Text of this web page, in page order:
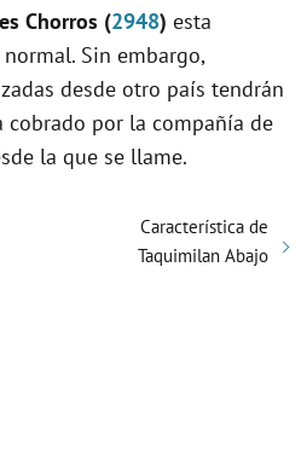
Chorros (2948) esta
Sin embargo,
desde otro país tendrán
cobrado por la compañía de
la que se llame.
Característica de
Taquimilan Abajo